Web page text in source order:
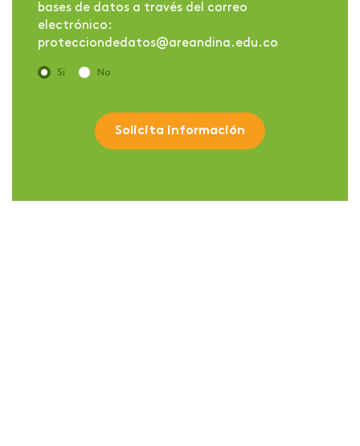
bases de datos a través del correo
electrónico:
protecciondedatos@areandina.edu.co
Si No
Solicita información